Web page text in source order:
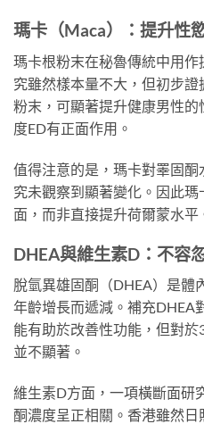
瑪卡（Maca）：提升性
瑪卡根粉末在秘魯傳統中用
究雖然樣本量不大，但初步
粉末，可顯著提升健康男性
度ED有正面作用。
值得注意的是，瑪卡對睪固
究未觀察到顯著變化。因此
面，而非直接提升荷爾蒙水平
DHEA與維生素D：不容
脫氫異雄固酮（DHEA）是體
年齡增長而遞減。補充DHEA
能有助於改善性功能，但對
並不顯著。
維生素D方面，一項橫斷面研
酮濃度呈正相關。香港雖然